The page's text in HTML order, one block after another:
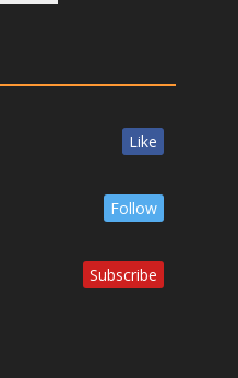
Like
Follow
Subscribe